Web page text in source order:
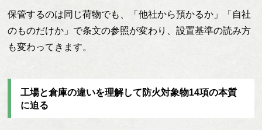
保管するのは同じ荷物でも、「他社から預かるか」「自社
のものだけか」で条文の参照が変わり、設置基準の読み方
も変わってきます。
工場と倉庫の違いを理解して防火対象物14項の本質
に迫る